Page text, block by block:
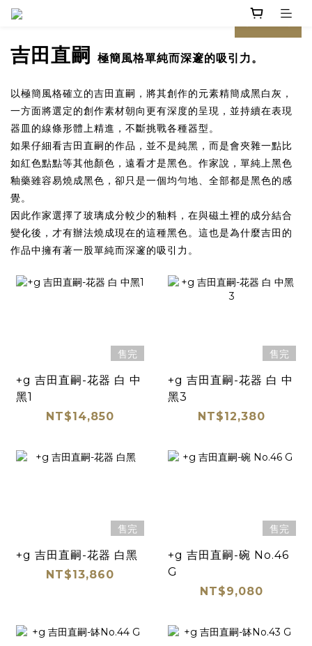
prev next
吉田直嗣 極簡風格單純而深邃的吸引力。
以極簡風格確立的吉田直嗣，將其創作的元素精簡成黑白灰，
一方面將選定的創作素材朝向更有深度的呈現，並持續在表現
器皿的線條形體上精進，不斷挑戰各種器型。
如果仔細看吉田直嗣的作品，並不是純黑，而是會夾雜一點比
如紅色點點等其他顏色，遠看才是黑色。作家說，單純上黑色
釉藥雖容易燒成黑色，卻只是一個均勻地、全部都是黑色的感
覺。
因此作家選擇了玻璃成分較少的釉料，在與磁土裡的成分結合
變化後，才有辦法燒成現在的這種黑色。這也是為什麼吉田的
作品中擁有著一股單純而深邃的吸引力。
售完
+g 吉田直嗣-花器 白 中
黑1
NT$14,850
售完
+g 吉田直嗣-花器 白 中
黑3
NT$12,380
售完
+g 吉田直嗣-花器 白黑
NT$13,860
售完
+g 吉田直嗣-碗 No.46
G
NT$9,080